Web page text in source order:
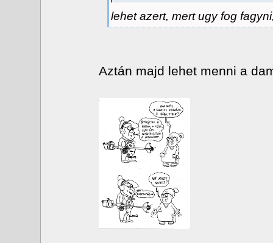
lehet azert, mert ugy fog
Aztán majd lehet menni a